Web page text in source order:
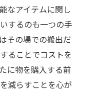
なアイテムに関し
するのも一つの手
その場での搬出だ
ることでコストを
に物を購入する前
減らすことを心が